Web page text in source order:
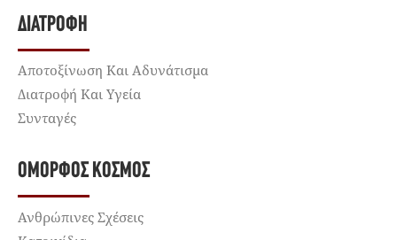
ΔΙΑΤΡΟΦΉ
Αποτοξίνωση Και Αδυνάτισμα
Διατροφή Και Υγεία
Συνταγές
ΌΜΟΡΦΟΣ ΚΌΣΜΟΣ
Ανθρώπινες Σχέσεις